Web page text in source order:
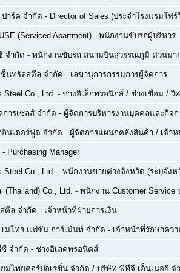
าร์ค จำกัด - Director of Sales (ประจำโรงแรมโ
(Serviced Apartment) - พนักงานขับรถผู้บริหาร
จำกัด - พนักงานขับรถ สนามบินสุวรรณภูมิ ด่วนมา
นทรัลสตีล จำกัด - เลขานุการกรรมการผู้จัดการ
Steel Co., Ltd. - ช่างอิเล็กทรอนิกส์ / ช่างเชื่อม / วิ
ารเซลส์ จำกัด - ผู้จัดการบริหารงานบุคคลและกิจก
นเตอร์ฟูด จำกัด - ผู้จัดการแผนกคลังสินค้า / เจ้า
- Purchasing Manager
Steel Co., Ltd. - พนักงานขายต่างจังหวัด (ระบุจังห
(Thailand) Co., Ltd. - พนักงาน Customer Service
ตีล จำกัด - เจ้าหน้าที่ฝ่ายการเงิน
มโทร แฟชั่น การ์เม้นท์ จำกัด - เจ้าหน้าที่รักษาคว
จำกัด - ช่างอิเลคทรอนิคส์
มไทยคอร์ปอเรชั่น จำกัด / บริษัท พีทีจี เอ็นเนอยี จ